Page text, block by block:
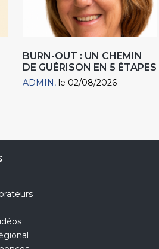
BURN-OUT : UN CHEMIN
DE GUÉRISON EN 5 ÉTAPES
ADMIN le 02/08/2026